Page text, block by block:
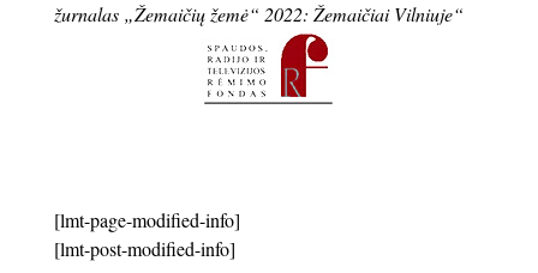
žurnalas „Žemaičių žemė“ 2022: Žemaičiai Vilniuje“
[lmt-page-modified-info]
[lmt-post-modified-info]